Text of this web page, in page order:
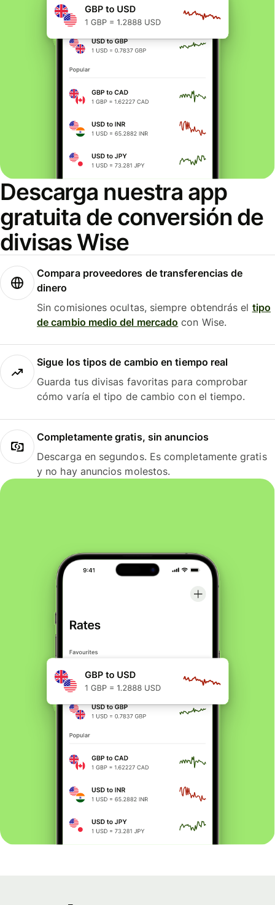
Descarga nuestra app
gratuita de conversión de
divisas Wise
Compara proveedores de transferencias de
dinero
Sin comisiones ocultas, siempre obtendrás el tipo
de cambio medio del mercado con Wise.
Sigue los tipos de cambio en tiempo real
Guarda tus divisas favoritas para comprobar
cómo varía el tipo de cambio con el tiempo.
Completamente gratis, sin anuncios
Descarga en segundos. Es completamente gratis
y no hay anuncios molestos.